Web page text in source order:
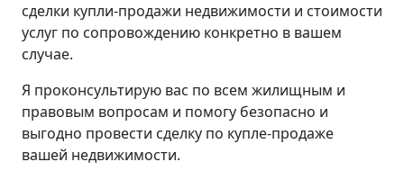
сделки купли-продажи недвижимости и стоимости
услуг по сопровождению конкретно в вашем
случае.
Я проконсультирую вас по всем жилищным и
правовым вопросам и помогу безопасно и
выгодно провести сделку по купле-продаже
вашей недвижимости.